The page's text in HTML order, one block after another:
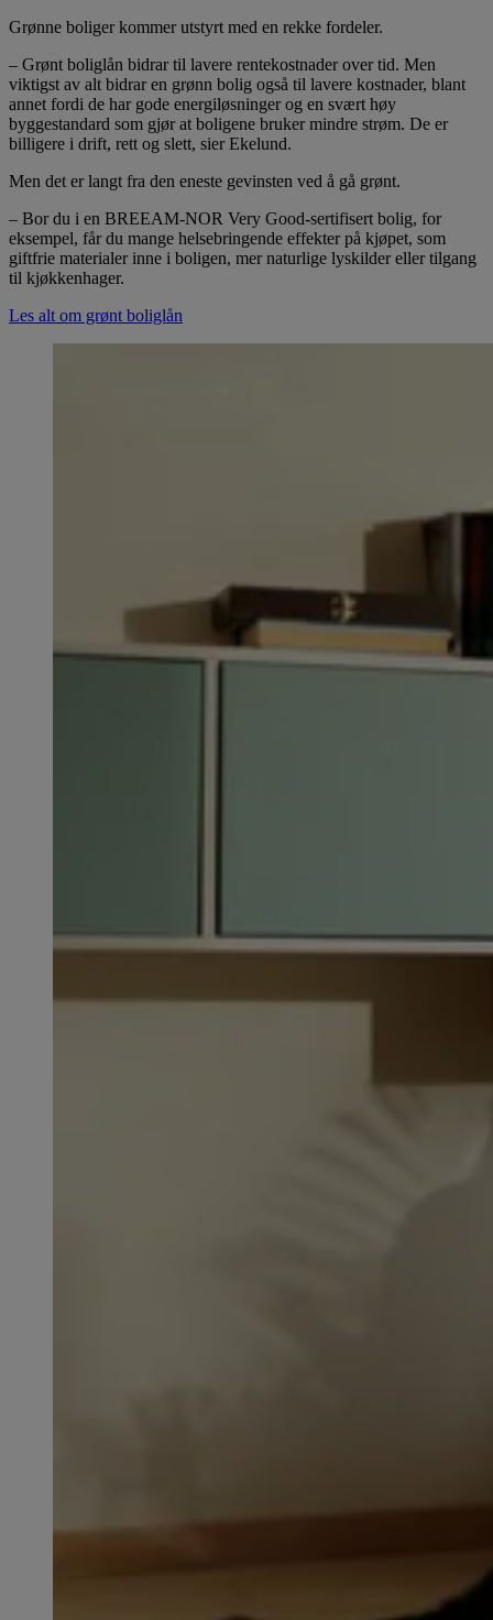
Grønne boliger kommer utstyrt med en rekke fordeler.
– Grønt boliglån bidrar til lavere rentekostnader over tid. Men
viktigst av alt bidrar en grønn bolig også til lavere kostnader, blant
annet fordi de har gode energiløsninger og en svært høy
byggestandard som gjør at boligene bruker mindre strøm. De er
billigere i drift, rett og slett, sier Ekelund.
Men det er langt fra den eneste gevinsten ved å gå grønt.
– Bor du i en BREEAM-NOR Very Good-sertifisert bolig, for
eksempel, får du mange helsebringende effekter på kjøpet, som
giftfrie materialer inne i boligen, mer naturlige lyskilder eller tilgang
til kjøkkenhager.
Les alt om grønt boliglån